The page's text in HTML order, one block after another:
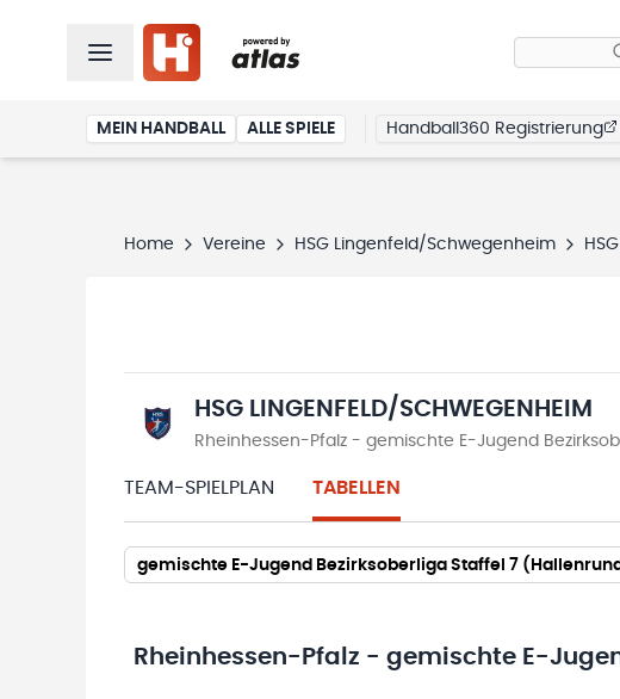
MEIN HANDBALL ALLE SPIELE Handball360 Registrierung
Home Vereine HSG Lingenfeld/Schwegenheim
HSG LINGENFELD/SCHWEGENHEIM
Rheinhessen-Pfalz - gemischte E-Jugend
TEAM-SPIELPLAN TABELLEN
gemischte E-Jugend Bezirksoberliga Staffel 7
Rheinhessen-Pfalz - gemischte E-